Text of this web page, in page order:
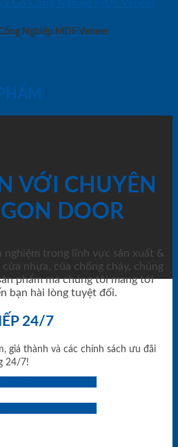
Nghiệp MDF Veneer
VỚI CHUYÊN
DOOR
nghiệm trong lĩnh vực sản xuất &
nhựa, của chống cháy, chúng
phẩm mà chúng tôi mang tới
bạn hài lòng tuyệt đối.
24/7
giá thành và các chính sách ưu đãi
24/7!